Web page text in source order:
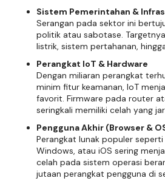
Sistem Pemerintahan &
Serangan pada sektor ini
politik atau sabotase.
listrik, sistem pertahanan,
Perangkat IoT & Hardware
Dengan miliaran perangkat
minim fitur keamanan, IoT
favorit. Firmware pada router
seringkali memiliki celah yang
Pengguna Akhir (Browser &
Perangkat lunak populer
Windows, atau iOS sering
celah pada sistem operasi
jutaan perangkat pengguna di